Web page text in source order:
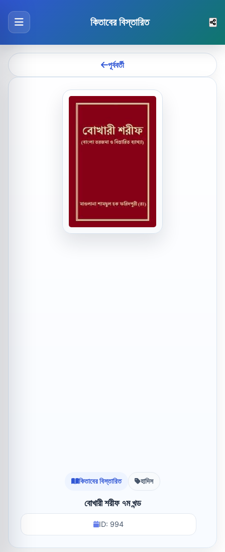
কিতাবের বিস্তারিত
পূর্ববর্তী
কিতাবের বিস্তারিত হাদিস
বোখারী শরীফ ৭ম খন্ড
ID: 994